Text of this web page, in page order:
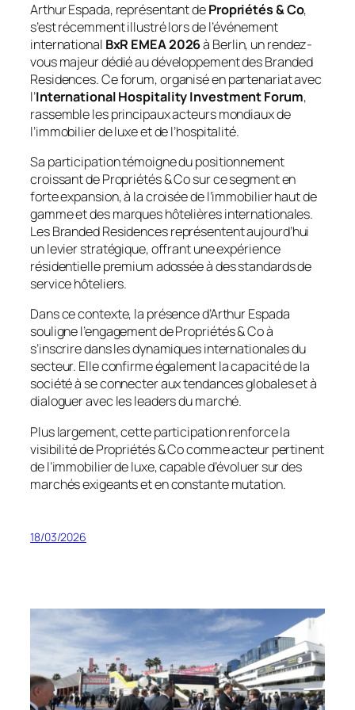
Arthur Espada, représentant dePropriétés & Co,
s’est récemment illustré lors de l’événement
international BxR EMEA 2026à Berlin, un rendez-
vous majeur dédié au développement desBranded
Residences. Ce forum, organisé en partenariat avec
l’International Hospitality Investment Forum,
rassemble les principaux acteurs mondiaux de
l’immobilier de luxe et de l’hospitalité.
Sa participation témoigne du positionnement
croissant de Propriétés & Co sur ce segment en
forte expansion, à la croisée de l’immobilier haut de
gamme et des marques hôtelières internationales.
LesBranded Residencesreprésentent aujourd’hui
un levier stratégique, offrant une expérience
résidentielle premium adossée à des standards de
service hôteliers.
Dans ce contexte, la présence d’Arthur Espada
souligne l’engagement de Propriétés & Co à
s’inscrire dans les dynamiques internationales du
secteur. Elle confirme également la capacité de la
société à se connecter aux tendances globales et à
dialoguer avec les leaders du marché.
Plus largement, cette participation renforce la
visibilité de Propriétés & Co comme acteur pertinent
de l’immobilier de luxe, capable d’évoluer sur des
marchés exigeants et en constante mutation.
18/03/2026